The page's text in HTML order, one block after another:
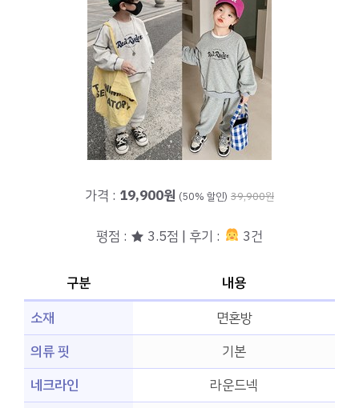
가격 : 19,900원 (50% 할인) 39,900원
평점 : ★ 3.5점 | 후기 : 3건
구분
내용
소재
면혼방
의류 핏
기본
네크라인
라운드넥